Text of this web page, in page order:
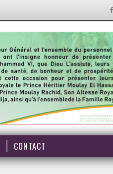
CONTACT